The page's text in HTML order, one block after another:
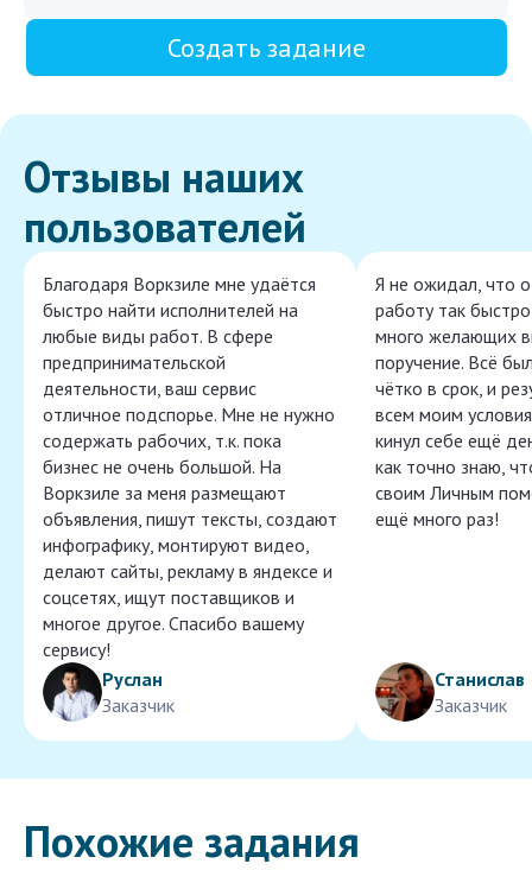
Создать задание
Отзывы наших
пользователей
Благодаря Воркзиле мне удаётся
быстро найти исполнителей на
любые виды работ. В сфере
предпринимательской
деятельности, ваш сервис
отличное подспорье. Мне не нужно
содержать рабочих, т.к. пока
бизнес не очень большой. На
Воркзиле за меня размещают
объявления, пишут тексты, создают
инфографику, монтируют видео,
делают сайты, рекламу в яндексе и
соцсетях, ищут поставщиков и
многое другое. Спасибо вашему
сервису!
Руслан
Заказчик
Я не ожидал, что
работу так
много желающих
поручение. Всё
чётко в срок, и
всем моим
кинул себе ещё
как точно знаю,
своим Личным
ещё много раз!
Станислав
Заказчик
Похожие задания